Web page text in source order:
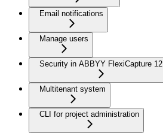
Email notifications
Manage users
Security in ABBYY FlexiCapture 12
Multitenant system
CLI for project administration